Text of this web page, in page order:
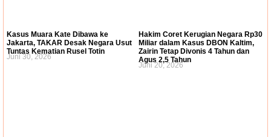
Kasus Muara Kate Dibawa ke
Jakarta, TAKAR Desak Negara Usut
Tuntas Kematian Rusel Totin
Juni 30, 2026
Hakim Coret Kerugian Negara Rp30
Miliar dalam Kasus DBON Kaltim,
Zairin Tetap Divonis 4 Tahun dan
Agus 2,5 Tahun
Juni 20, 2026